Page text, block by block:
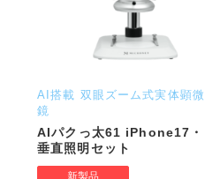
AI搭載 双眼ズーム式実体顕微
鏡
AIパクっ太61 iPhone17・
垂直照明セット